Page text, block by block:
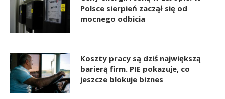
Polsce sierpień zaczął się od
mocnego odbicia
Koszty pracy są dziś największą
barierą firm. PIE pokazuje, co
jeszcze blokuje biznes